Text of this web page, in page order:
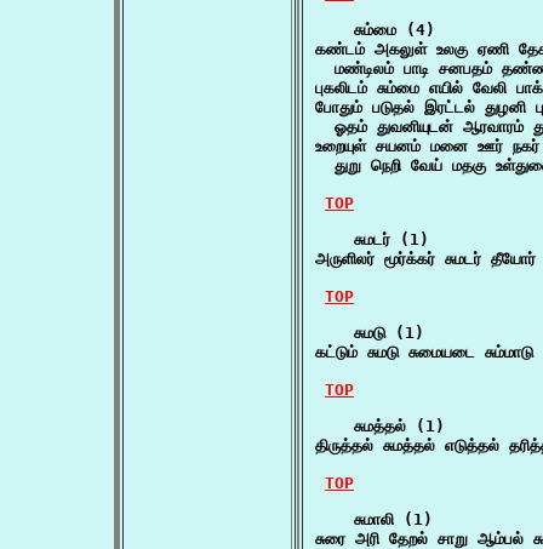
    சும்மை (4)
கண்டம் அகலுள் உலகு ஏணி
மண்டிலம் பாடி சனபதம்
புகலிடம் சும்மை எயில் வேலி
போதும் படுதல் இரட்டல் துழனி
ஓதம் துவனியுடன் ஆரவாரம்
உறையுள் சயனம் மனை ஊர் நகர்
துறு நெறி வேய் மதகு
TOP
    சுமடர் (1)
அருளிலர் மூர்க்கர் சுமடர்
TOP
    சுமடு (1)
கட்டும் சுமடு சுமையடை
TOP
    சுமத்தல் (1)
திருத்தல் சுமத்தல் எடுத்தல்
TOP
    சுமாலி (1)
சுரை அரி தேறல் சாறு ஆம்பல்